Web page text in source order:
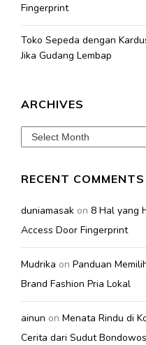
Fingerprint
Toko Sepeda dengan
Jika Gudang Lembap
ARCHIVES
Archives
RECENT COMMENTS
duniamasak on 8 Hal yang
Access Door Fingerprint
Mudrika on Panduan
Brand Fashion Pria Lokal
ainun on Menata Rindu di
Cerita dari Sudut